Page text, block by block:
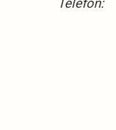
Telefon: